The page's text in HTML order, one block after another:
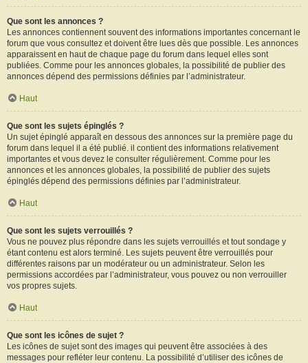
Que sont les annonces ?
Les annonces contiennent souvent des informations importantes concernant le
forum que vous consultez et doivent être lues dès que possible. Les annonces
apparaissent en haut de chaque page du forum dans lequel elles sont
publiées. Comme pour les annonces globales, la possibilité de publier des
annonces dépend des permissions définies par l’administrateur.
Haut
Que sont les sujets épinglés ?
Un sujet épinglé apparaît en dessous des annonces sur la première page du
forum dans lequel il a été publié. il contient des informations relativement
importantes et vous devez le consulter régulièrement. Comme pour les
annonces et les annonces globales, la possibilité de publier des sujets
épinglés dépend des permissions définies par l’administrateur.
Haut
Que sont les sujets verrouillés ?
Vous ne pouvez plus répondre dans les sujets verrouillés et tout sondage y
étant contenu est alors terminé. Les sujets peuvent être verrouillés pour
différentes raisons par un modérateur ou un administrateur. Selon les
permissions accordées par l’administrateur, vous pouvez ou non verrouiller
vos propres sujets.
Haut
Que sont les icônes de sujet ?
Les icônes de sujet sont des images qui peuvent être associées à des
messages pour refléter leur contenu. La possibilité d’utiliser des icônes de